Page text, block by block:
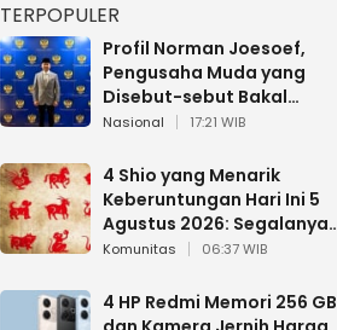
TERPOPULER
Profil Norman Joesoef,
Pengusaha Muda yang
Disebut-sebut Bakal
Dilantik Jadi Wamenhan RI
Nasional 17:21 WIB
4 Shio yang Menarik
Keberuntungan Hari Ini 5
Agustus 2026: Segalanya
Berjalan Lancar
Komunitas 06:37 WIB
4 HP Redmi Memori 256 GB